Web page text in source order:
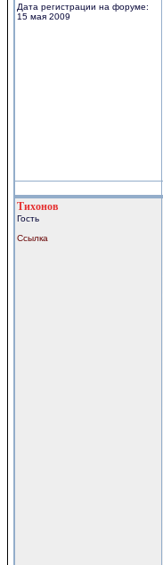
Дата регистрации на форуме:
15 мая 2009
Тихонов
Гость
Ссылка